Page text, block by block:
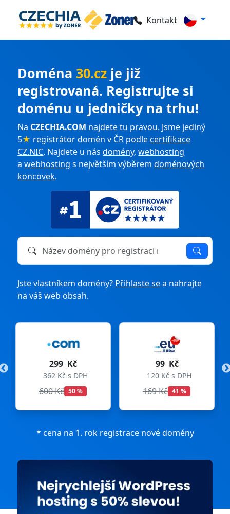
Kontakt
Doména 30.cz je již
registrovaná. Registrujte si
doménu u jedničky na trhu!
Na CZECHIA.COM najdete tu pravou. Jsme jediný
5★ registrátor domén v ČR podlecertifikace
CZ.NIC. Najdete u násdomény,webhosting
awebhosting s největším výběremdoménových
koncovek.
Název domény k registraci nebo převodu
Jste vlastníkem domény? Přihlaste sea nahrajte
na váš web obsah.
299 Kč
362 Kč s DPH
600 Kč 50 %
99 Kč
120 Kč s DPH
169 Kč 41 %
* cena na 1. rok registrace nové domény